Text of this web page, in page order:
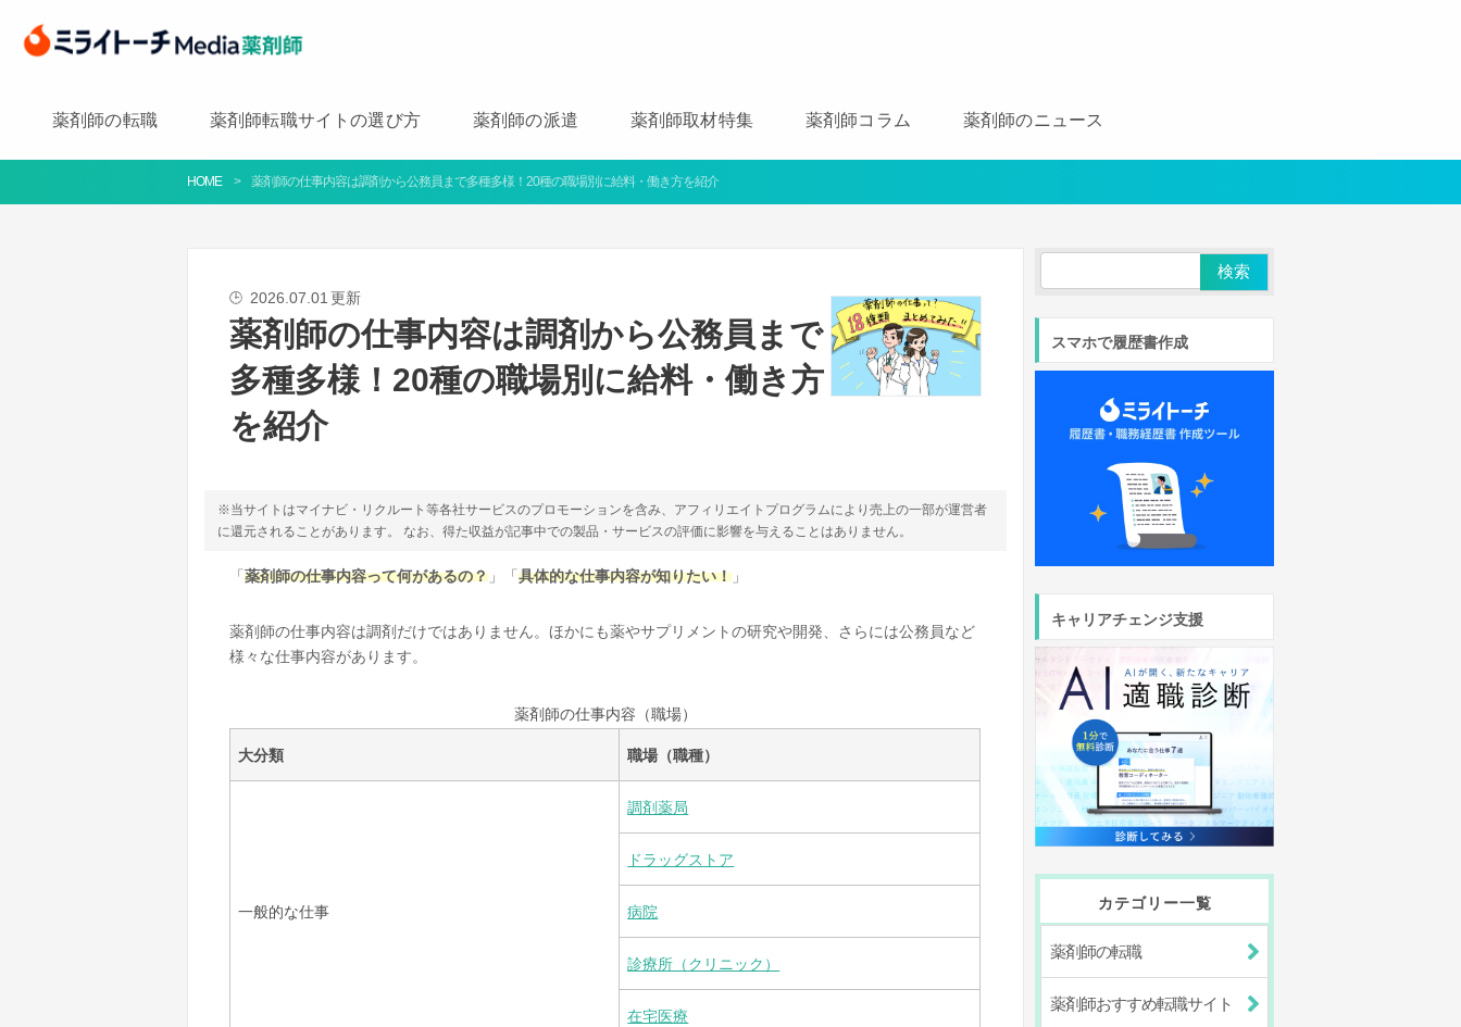
薬剤師の転職 薬剤師転職サイトの選び方 薬剤師の派遣 薬剤師取材特集 薬剤師コラム 薬剤師のニュース
HOME 薬剤師の仕事内容は調剤から公務員まで多種多様！20種の職場別に給料・働き方を紹介
🕒 2026.07.01 更新
薬剤師の仕事内容は調剤から公務員まで
多種多様！20種の職場別に給料・働き方
を紹介
※当サイトはマイナビ・リクルート等各社サービスのプロモーションを含み、アフィリエイトプログラムにより売上の一部が運営者
に還元されることがあります。 なお、得た収益が記事中での製品・サービスの評価に影響を与えることはありません。
「薬剤師の仕事内容って何があるの？ 」「具体的な仕事内容が知りたい！ 」
薬剤師の仕事内容は調剤だけではありません。ほかにも薬やサプリメントの研究や開発、さらには公務員など
様々な仕事内容があります。
薬剤師の仕事内容（職場）
大分類 職場（職種）
一般的な仕事
調剤薬局
ドラッグストア
病院
診療所（クリニック）
在宅医療
スマホで履歴書作成
キャリアチェンジ支援
カテゴリー一覧
薬剤師の転職
薬剤師おすすめ転職サイト